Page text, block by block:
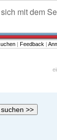
mit dem
| Feedback |